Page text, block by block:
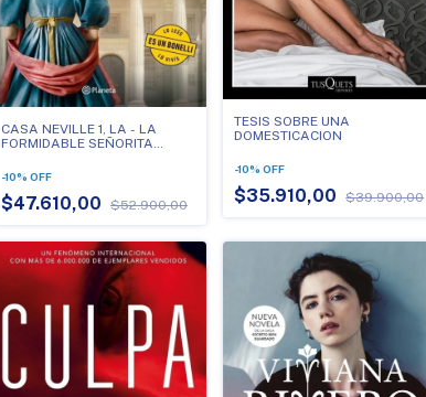
CASA NEVILLE 1, LA - LA
FORMIDABLE SEÑORITA
-10% OFF
$47.610,00 $52.900,00
TESIS SOBRE UNA
DOMESTICACION
-10%OFF
$35.910,00 $39.900,00